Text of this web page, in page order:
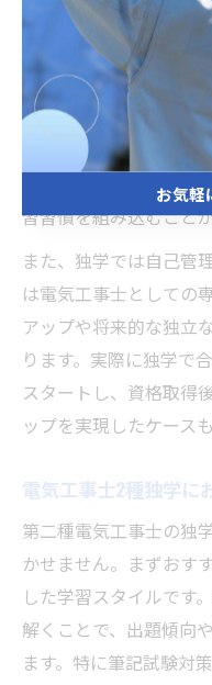
することができます。
独学で挑戦する際に
非常に重要です。短
スキマ時間を活用して
近道となります。例
フォンで勉強アプリを
習習慣を組み込むこと
また、独学では自己管
は電気工事士としての
アップや将来的な独立
ります。実際に独学で
スタートし、資格取得
ップを実現したケース
電気工事士2種独学に
第二種電気工事士の独
かせません。まずおす
した学習スタイルです
解くことで、出題傾向
ます。特に筆記試験対
お気
お気軽